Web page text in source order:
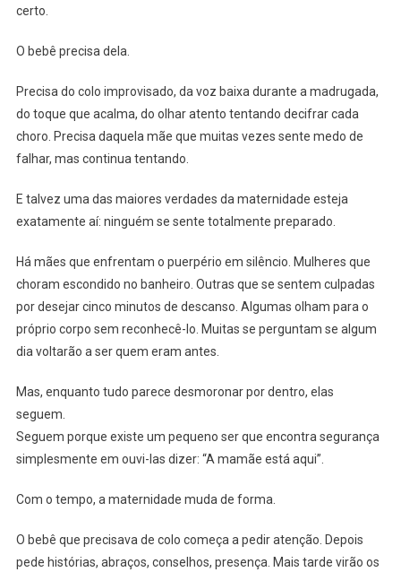
certo.
O bebê precisa dela.
Precisa do colo improvisado, da voz baixa durante a madrugada,
do toque que acalma, do olhar atento tentando decifrar cada
choro. Precisa daquela mãe que muitas vezes sente medo de
falhar, mas continua tentando.
E talvez uma das maiores verdades da maternidade esteja
exatamente aí: ninguém se sente totalmente preparado.
Há mães que enfrentam o puerpério em silêncio. Mulheres que
choram escondido no banheiro. Outras que se sentem culpadas
por desejar cinco minutos de descanso. Algumas olham para o
próprio corpo sem reconhecê-lo. Muitas se perguntam se algum
dia voltarão a ser quem eram antes.
Mas, enquanto tudo parece desmoronar por dentro, elas
seguem.
Seguem porque existe um pequeno ser que encontra segurança
simplesmente em ouvi-las dizer: “A mamãe está aqui”.
Com o tempo, a maternidade muda de forma.
O bebê que precisava de colo começa a pedir atenção. Depois
pede histórias, abraços, conselhos, presença. Mais tarde virão os